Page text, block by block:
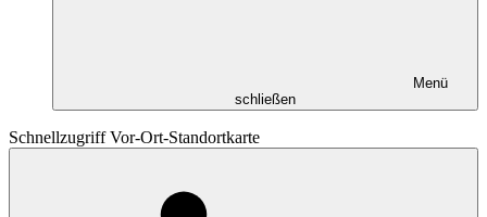
Menü
schließen
Schnellzugriff Vor-Ort-Standortkarte